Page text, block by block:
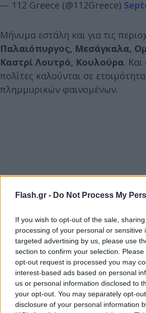
Flash.gr - Do Not Process My
If you wish to opt-out of the sale,
processing of your personal or sensitive
targeted advertising by us, please use
section to confirm your selection.
opt-out request is processed you may
interest-based ads based on personal
us or personal information disclosed to
your opt-out. You may separately opt-
disclosure of your personal information
— 112 Greece (@112Greece)
Μήνυμα εστάλη και για τις
Παλαιόπυργος, Μεσάγκαλα,
Καστρί Λουτρό, Κουλούρα. Και
πολίτες καλούνται σε
πλημμυρικών φαινομένων.